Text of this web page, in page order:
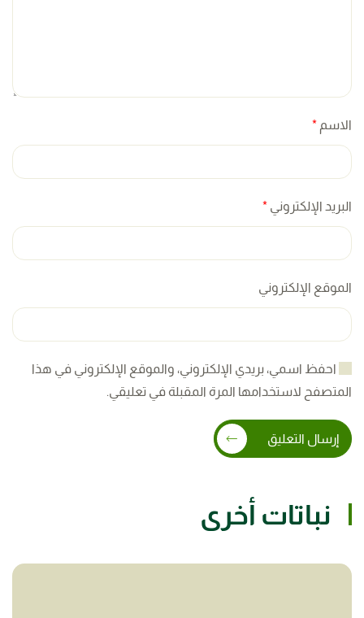
الاسم *
البريد الإلكتروني *
الموقع الإلكتروني
احفظ اسمي، بريدي الإلكتروني، والموقع الإلكتروني في هذا
المتصفح لاستخدامها المرة المقبلة في تعليقي.
إرسال التعليق
نباتات أخرى